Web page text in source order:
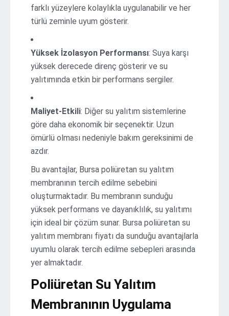
farklı yüzeylere kolaylıkla uygulanabilir ve her
türlü zeminle uyum gösterir.
Yüksek İzolasyon Performansı: Suya karşı
yüksek derecede direnç gösterir ve su
yalıtımında etkin bir performans sergiler.
Maliyet-Etkili: Diğer su yalıtım sistemlerine
göre daha ekonomik bir seçenektir. Uzun
ömürlü olması nedeniyle bakım gereksinimi de
azdır.
Bu avantajlar, Bursa poliüretan su yalıtım
membranının tercih edilme sebebini
oluşturmaktadır. Bu membranın sunduğu
yüksek performans ve dayanıklılık, su yalıtımı
için ideal bir çözüm sunar. Bursa poliüretan su
yalıtım membranı fiyatı da sunduğu avantajlarla
uyumlu olarak tercih edilme sebepleri arasında
yer almaktadır.
Poliüretan Su Yalıtım
Membranının Uygulama